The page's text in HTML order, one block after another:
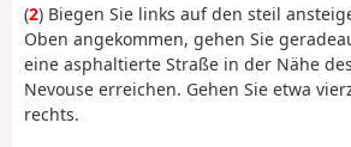
(2) Biegen Sie links auf den steil
Oben angekommen, gehen Sie
eine asphaltierte Straße in der Nähe
Nevouse erreichen. Gehen Sie etwa
rechts.